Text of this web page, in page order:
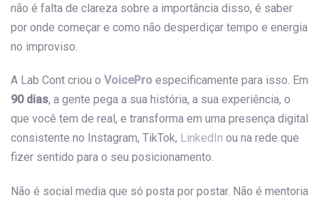
não é falta de clareza sobre a importância disso, é saber
por onde começar e como não desperdiçar tempo e energia
no improviso.
A Lab Cont criou o VoicePro especificamente para isso. Em
90 dias, a gente pega a sua história, a sua experiência, o
que você tem de real, e transforma em uma presença digital
consistente no Instagram, TikTok, LinkedIn ou na rede que
fizer sentido para o seu posicionamento.
Não é social media que só posta por postar. Não é mentoria